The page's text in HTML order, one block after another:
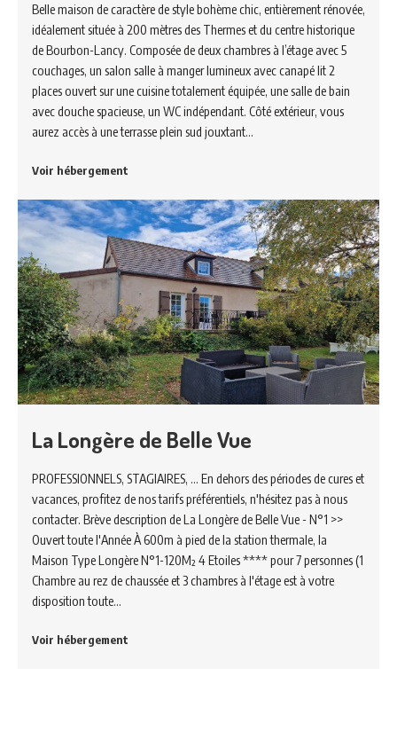
Belle maison de caractère de style bohème chic, entièrement rénovée,
idéalement située à 200 mètres des Thermes et du centre historique
de Bourbon-Lancy. Composée de deux chambres à l’étage avec 5
couchages, un salon salle à manger lumineux avec canapé lit 2
places ouvert sur une cuisine totalement équipée, une salle de bain
avec douche spacieuse, un WC indépendant. Côté extérieur, vous
aurez accès à une terrasse plein sud jouxtant…
Voir hébergement
La Longère de Belle Vue
PROFESSIONNELS, STAGIAIRES, ... En dehors des périodes de cures et
vacances, profitez de nos tarifs préférentiels, n'hésitez pas à nous
contacter. Brève description de La Longère de Belle Vue - N°1 >>
Ouvert toute l'Année À 600m à pied de la station thermale, la
Maison Type Longère N°1-120M² 4 Etoiles **** pour 7 personnes (1
Chambre au rez de chaussée et 3 chambres à l'étage est à votre
disposition toute…
Voir hébergement